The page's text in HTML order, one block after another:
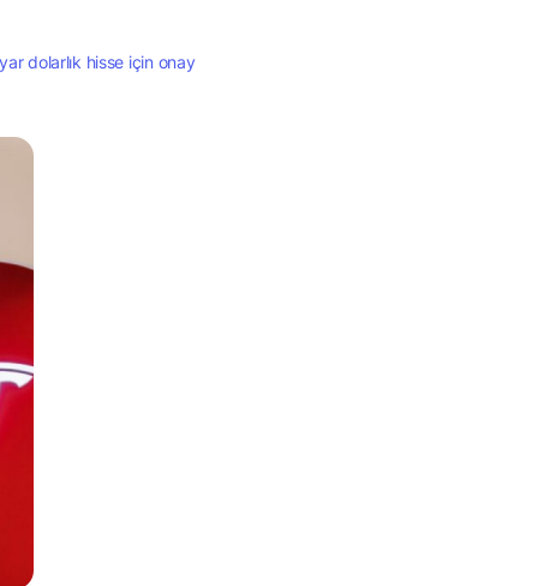
dolarlık hisse için onay